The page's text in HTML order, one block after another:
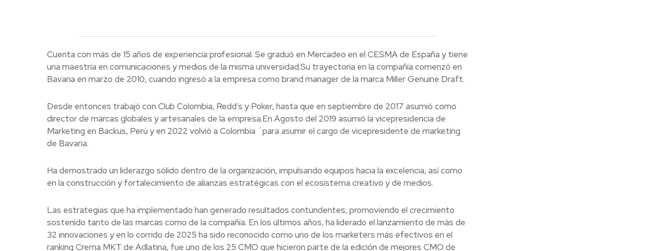
Cuenta con más de 15 años de experiencia profesional. Se graduó en Mercadeo en el CESMA de España y tiene
una maestría en comunicaciones y medios de la misma universidad.Su trayectoria en la compañía comenzó en
Bavaria en marzo de 2010, cuando ingresó a la empresa como brand manager de la marca Miller Genuine Draft.
Desde entonces trabajó con Club Colombia, Redd’s y Poker, hasta que en septiembre de 2017 asumió como
director de marcas globales y artesanales de la empresa.En Agosto del 2019 asumió la vicepresidencia de
Marketing en Backus, Perú y en 2022 volvió a Colombia ´para asumir el cargo de vicepresidente de marketing
de Bavaria.
Ha demostrado un liderazgo sólido dentro de la organización, impulsando equipos hacia la excelencia, así como
en la construcción y fortalecimiento de alianzas estratégicas con el ecosistema creativo y de medios.
Las estrategias que ha implementado han generado resultados contundentes, promoviendo el crecimiento
sostenido tanto de las marcas como de la compañía. En los últimos años, ha liderado el lanzamiento de más de
32 innovaciones y en lo corrido de 2025 ha sido reconocido como uno de los marketers más efectivos en el
ranking Crema MKT de Adlatina, fue uno de los 25 CMO que hicieron parte de la edición de mejores CMO de